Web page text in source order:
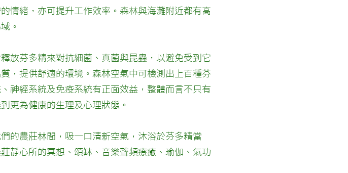
情緒，亦可提升工作效率。森林與海灘附近都有高
。
放芬多精來對抗細菌、真菌與昆蟲，以避免受到它
，提供舒適的環境。森林空氣中可檢測出上百種芬
神經系統及免疫系統有正面效益，整體而言不只有
更為健康的生理及心理狀態。
的農莊林間，吸一口清新空氣，沐浴於芬多精當
靜心所的冥想、頌缽、音樂聲頻療癒、瑜伽、氣功